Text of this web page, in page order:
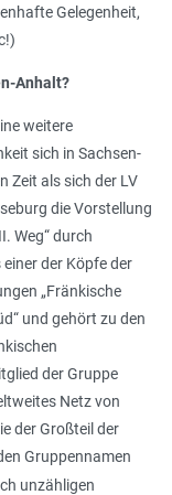
Gelegenheit,
Anhalt?
weitere
sich in Sachsen-
Zeit als sich der LV
die Vorstellung
Weg“ durch
der Köpfe der
„Fränkische
und gehört zu den
der Gruppe
Netz von
der Großteil der
Gruppennamen
unzähligen